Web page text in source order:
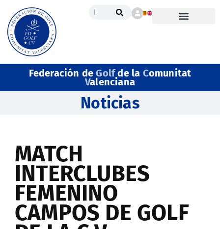
Federación deGolfde la Comunitat
Valenciana
Noticias
MATCH
INTERCLUBES
FEMENINO
CAMPOS DE GOLF